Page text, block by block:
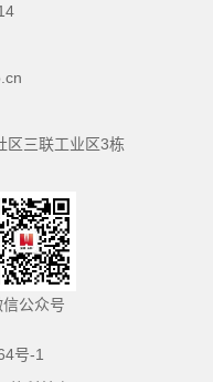
区三联工业区3栋
信公众号
号-1